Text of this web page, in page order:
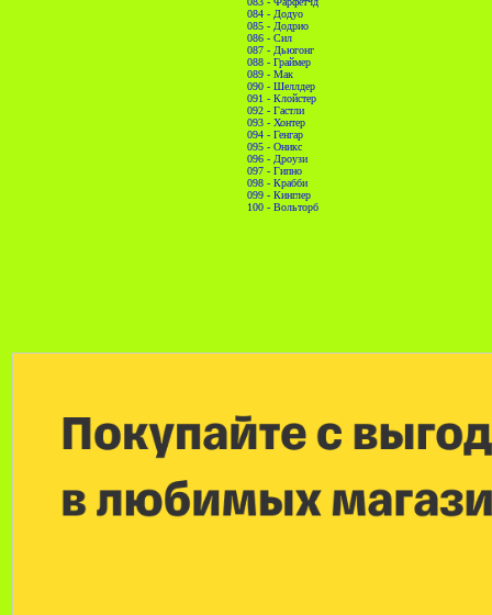
084 - Додуо
085 - Додрио
086 - Сил
087 - Дьюгонг
088 - Граймер
089 - Мак
090 - Шеллдер
091 - Клойстер
092 - Гастли
093 - Хонтер
094 - Генгар
095 - Оникс
096 - Дроузи
097 - Гипно
098 - Крабби
099 - Кинглер
100 - Вольторб